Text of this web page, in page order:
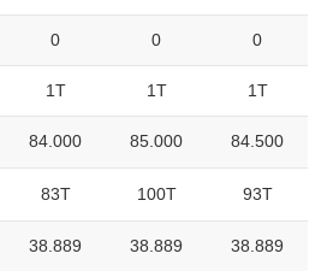
0 0 0
1T 1T 1T
84.000 85.000 84.500
83T 100T 93T
38.889 38.889 38.889